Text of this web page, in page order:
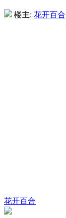
楼主: 花开百合
花开百合